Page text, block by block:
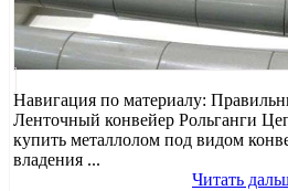
Навигация по материалу:
Ленточный конвейер Рольганги
купить металлолом под видом
владения ...
Читать